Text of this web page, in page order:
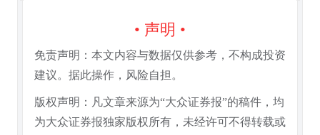
• 声明 •
免责声明：本文内容与数据仅供参考，不构成投资
建议。据此操作，风险自担。
版权声明：凡文章来源为“大众证券报”的稿件，均
为大众证券报独家版权所有，未经许可不得转载或